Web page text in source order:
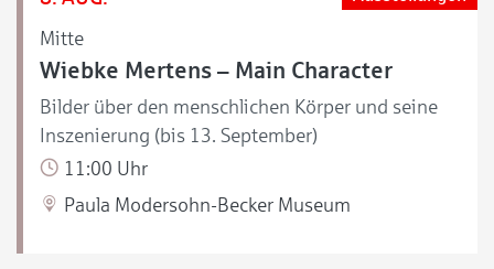
Mitte
Wiebke Mertens – Main Character
Bilder über den menschlichen Körper und seine
Inszenierung (bis 13. September)
11:00 Uhr
Paula Modersohn-Becker Museum